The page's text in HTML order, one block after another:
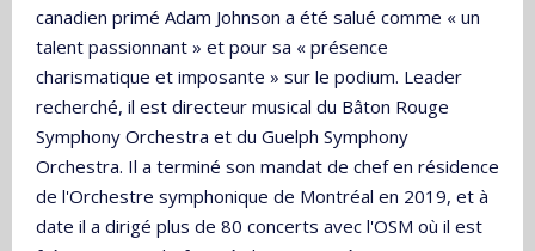
canadien primé Adam Johnson a été salué comme « un
talent passionnant » et pour sa « présence
charismatique et imposante » sur le podium. Leader
recherché, il est directeur musical du Bâton Rouge
Symphony Orchestra et du Guelph Symphony
Orchestra. Il a terminé son mandat de chef en résidence
de l'Orchestre symphonique de Montréal en 2019, et à
date il a dirigé plus de 80 concerts avec l'OSM où il est